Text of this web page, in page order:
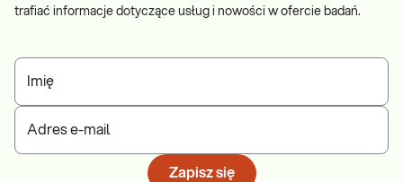
trafiać informacje dotyczące usług i nowości w ofercie badań.
Imię
Adres e-mail
Zapisz się